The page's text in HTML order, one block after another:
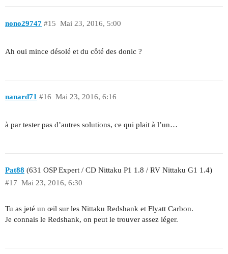
nono29747 Mai 23, 2016, 5:00
#15
Ah oui mince désolé et du côté des donic ?
nanard71 Mai 23, 2016, 6:16
#16
à par tester pas d’autres solutions, ce qui plait à l’un…
Pat88 (631 OSP Expert / CD Nittaku P1 1.8 / RV Nittaku G1 1.4)
Mai 23, 2016, 6:30
#17
Tu as jeté un œil sur les Nittaku Redshank et Flyatt Carbon.
Je connais le Redshank, on peut le trouver assez léger.